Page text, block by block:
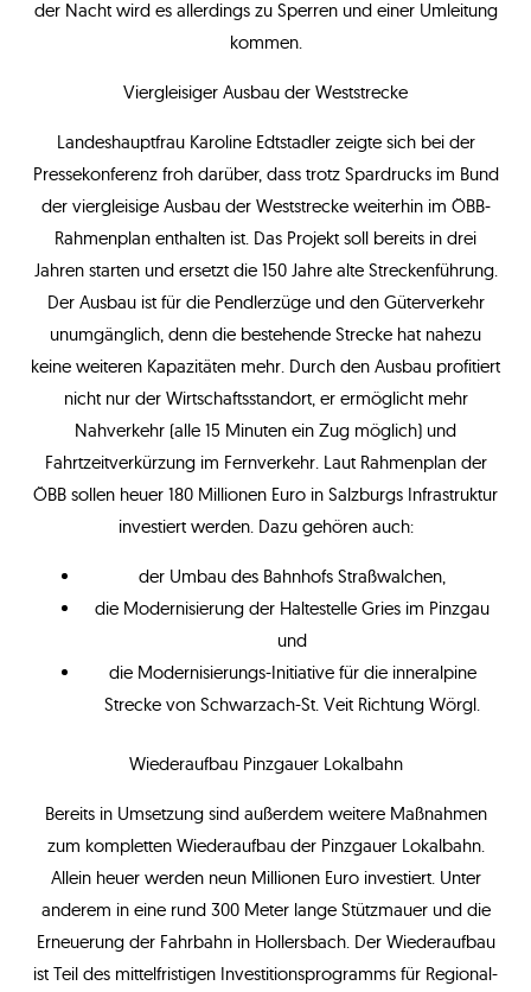
der Nacht wird es allerdings zu Sperren und einer Umleitung
kommen.
Viergleisiger Ausbau der Weststrecke
Landeshauptfrau Karoline Edtstadler zeigte sich bei der
Pressekonferenz froh darüber, dass trotz Spardrucks im Bund
der viergleisige Ausbau der Weststrecke weiterhin im ÖBB-
Rahmenplan enthalten ist. Das Projekt soll bereits in drei
Jahren starten und ersetzt die 150 Jahre alte Streckenführung.
Der Ausbau ist für die Pendlerzüge und den Güterverkehr
unumgänglich, denn die bestehende Strecke hat nahezu
keine weiteren Kapazitäten mehr. Durch den Ausbau profitiert
nicht nur der Wirtschaftsstandort, er ermöglicht mehr
Nahverkehr (alle 15 Minuten ein Zug möglich) und
Fahrtzeitverkürzung im Fernverkehr. Laut Rahmenplan der
ÖBB sollen heuer 180 Millionen Euro in Salzburgs Infrastruktur
investiert werden. Dazu gehören auch:
der Umbau des Bahnhofs Straßwalchen,
die Modernisierung der Haltestelle Gries im Pinzgau
und
die Modernisierungs-Initiative für die inneralpine
Strecke von Schwarzach-St. Veit Richtung Wörgl.
Wiederaufbau Pinzgauer Lokalbahn
Bereits in Umsetzung sind außerdem weitere Maßnahmen
zum kompletten Wiederaufbau der Pinzgauer Lokalbahn.
Allein heuer werden neun Millionen Euro investiert. Unter
anderem in eine rund 300 Meter lange Stützmauer und die
Erneuerung der Fahrbahn in Hollersbach. Der Wiederaufbau
ist Teil des mittelfristigen Investitionsprogramms für Regional-